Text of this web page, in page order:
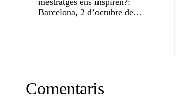
Barcelona, 2 d’octubre de…
Comentaris